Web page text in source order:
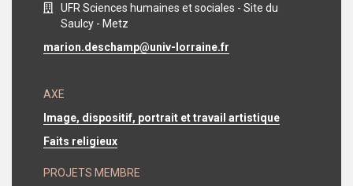
BUREAU
MEMBRE
UFR Sciences humaines et sociales - Site du
Saulcy - Metz
EMAIL
marion.deschamp@univ-lorraine.fr
AXE
Image, dispositif, portrait et travail artistique
Faits religieux
PROJETS MEMBRE